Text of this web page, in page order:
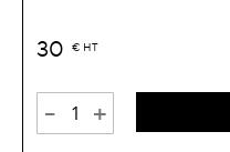
30 € HT
- +